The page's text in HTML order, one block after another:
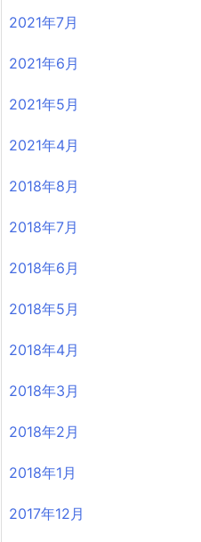
2021年7月
2021年6月
2021年5月
2021年4月
2018年8月
2018年7月
2018年6月
2018年5月
2018年4月
2018年3月
2018年2月
2018年1月
2017年12月